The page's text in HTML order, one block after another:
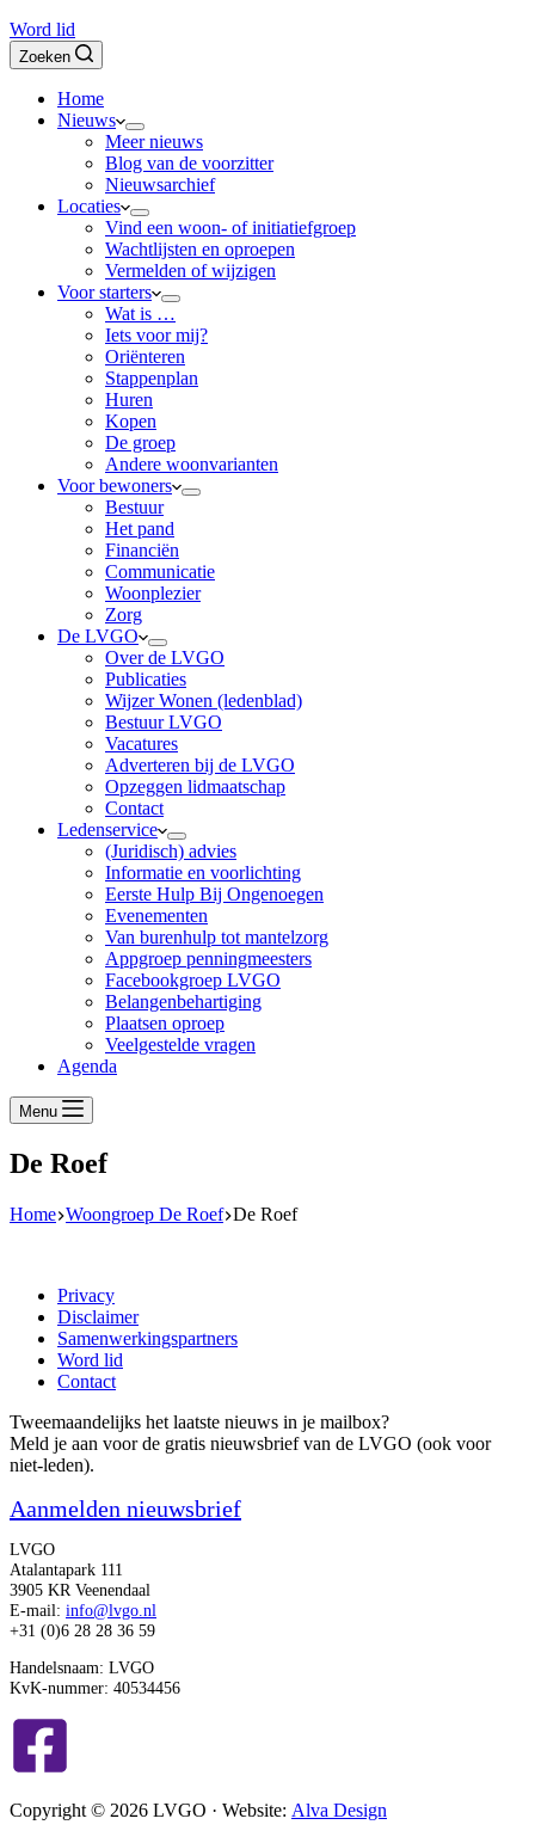
Word lid
Zoeken
Home
Nieuws
Meer nieuws
Blog van de voorzitter
Nieuwsarchief
Locaties
Vind een woon- of initiatiefgroep
Wachtlijsten en oproepen
Vermelden of wijzigen
Voor starters
Wat is …
Iets voor mij?
Oriënteren
Stappenplan
Huren
Kopen
De groep
Andere woonvarianten
Voor bewoners
Bestuur
Het pand
Financiën
Communicatie
Woonplezier
Zorg
De LVGO
Over de LVGO
Publicaties
Wijzer Wonen (ledenblad)
Bestuur LVGO
Vacatures
Adverteren bij de LVGO
Opzeggen lidmaatschap
Contact
Ledenservice
(Juridisch) advies
Informatie en voorlichting
Eerste Hulp Bij Ongenoegen
Evenementen
Van burenhulp tot mantelzorg
Appgroep penningmeesters
Facebookgroep LVGO
Belangenbehartiging
Plaatsen oproep
Veelgestelde vragen
Agenda
Menu
De Roef
Home Woongroep De Roef De Roef
Privacy
Disclaimer
Samenwerkingspartners
Word lid
Contact
Tweemaandelijks het laatste nieuws in je mailbox?
Meld je aan voor de gratis nieuwsbrief van de LVGO (ook voor
niet-leden).
Aanmelden nieuwsbrief
LVGO
Atalantapark 111
3905 KR Veenendaal
E-mail: info@lvgo.nl
+31 (0)6 28 28 36 59
Handelsnaam: LVGO
KvK-nummer: 40534456
Copyright © 2026 LVGO · Website: Alva Design